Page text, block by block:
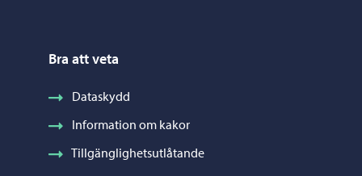
Bra att veta
Dataskydd
Information om kakor
Tillgänglighetsutlåtande